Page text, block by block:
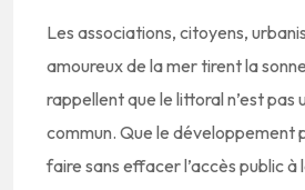
Les associations, citoyens,
amoureux de la mer tirent la
rappellent que le littoral n’est pas
commun. Que le développement
faire sans effacer l’accès public à